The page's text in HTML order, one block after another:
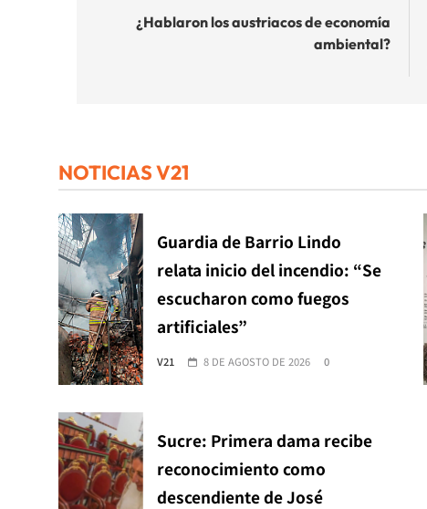
¿Hablaron los austriacos de economía
ambiental?
NOTICIAS V21
Guardia de Barrio Lindo
relata inicio del incendio: “Se
escucharon como fuegos
artificiales”
V21 8 DE AGOSTO DE 2026 0
Sucre: Primera dama recibe
reconocimiento como
descendiente de José